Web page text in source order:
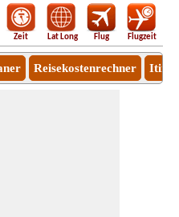
Zeit Lat Long Flug Flugzeit
Reisekostenrechner